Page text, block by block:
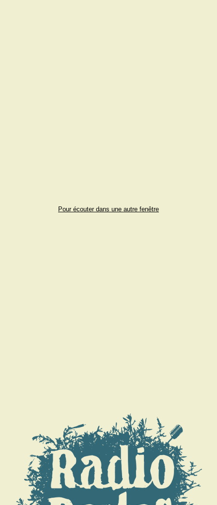
Pour écouter dans une autre fenêtre